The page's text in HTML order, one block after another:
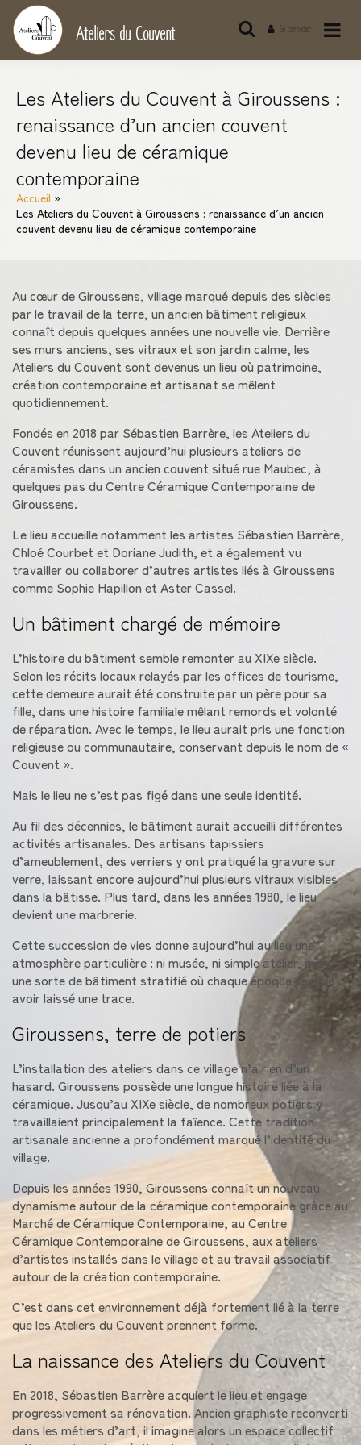
Passer
contenu
Ateliers du Couvent Se connecter
Les Ateliers du Couvent à Giroussens :
renaissance d’un ancien couvent
devenu lieu de céramique
contemporaine
Accueil
Les Ateliers du Couvent à Giroussens : renaissance d’un ancien
couvent devenu lieu de céramique contemporaine
Au cœur de Giroussens, village marqué depuis des siècles
par le travail de la terre, un ancien bâtiment religieux
connaît depuis quelques années une nouvelle vie. Derrière
ses murs anciens, ses vitraux et son jardin calme, les
Ateliers du Couvent sont devenus un lieu où patrimoine,
création contemporaine et artisanat se mêlent
quotidiennement.
Fondés en 2018 par Sébastien Barrère, les Ateliers du
Couvent réunissent aujourd’hui plusieurs ateliers de
céramistes dans un ancien couvent situé rue Maubec, à
quelques pas du Centre Céramique Contemporaine de
Giroussens.
Le lieu accueille notamment les artistes Sébastien Barrère,
Chloé Courbet et Doriane Judith, et a également vu
travailler ou collaborer d’autres artistes liés à Giroussens
comme Sophie Hapillon et Aster Cassel.
Un bâtiment chargé de mémoire
L’histoire du bâtiment semble remonter au XIXe siècle.
Selon les récits locaux relayés par les offices de tourisme,
cette demeure aurait été construite par un père pour sa
fille, dans une histoire familiale mêlant remords et volonté
de réparation. Avec le temps, le lieu aurait pris une fonction
religieuse ou communautaire, conservant depuis le nom de «
Couvent ».
Mais le lieu ne s’est pas figé dans une seule identité.
Au fil des décennies, le bâtiment aurait accueilli différentes
activités artisanales. Des artisans tapissiers
d’ameublement, des verriers y ont pratiqué la gravure sur
verre, laissant encore aujourd’hui plusieurs vitraux visibles
dans la bâtisse. Plus tard, dans les années 1980, le lieu
devient une marbrerie.
Cette succession de vies donne aujourd’hui au lieu une
atmosphère particulière : ni musée, ni simple atelier, mais
une sorte de bâtiment stratifié où chaque époque semble
avoir laissé une trace.
Giroussens, terre de potiers
L’installation des ateliers dans ce village n’a rien d’un
hasard. Giroussens possède une longue histoire liée à la
céramique. Jusqu’au XIXe siècle, de nombreux potiers y
travaillaient principalement la faïence. Cette tradition
artisanale ancienne a profondément marqué l’identité du
village.
Depuis les années 1990, Giroussens connaît un nouveau
dynamisme autour de la céramique contemporaine grâce au
Marché de Céramique Contemporaine, au Centre
Céramique Contemporaine de Giroussens, aux ateliers
d’artistes installés dans le village et au travail associatif
autour de la création contemporaine.
C’est dans cet environnement déjà fortement lié à la terre
que les Ateliers du Couvent prennent forme.
La naissance des Ateliers du Couvent
En 2018, Sébastien Barrère acquiert le lieu et engage
progressivement sa rénovation. Ancien graphiste reconverti
dans les métiers d’art, il imagine alors un espace collectif